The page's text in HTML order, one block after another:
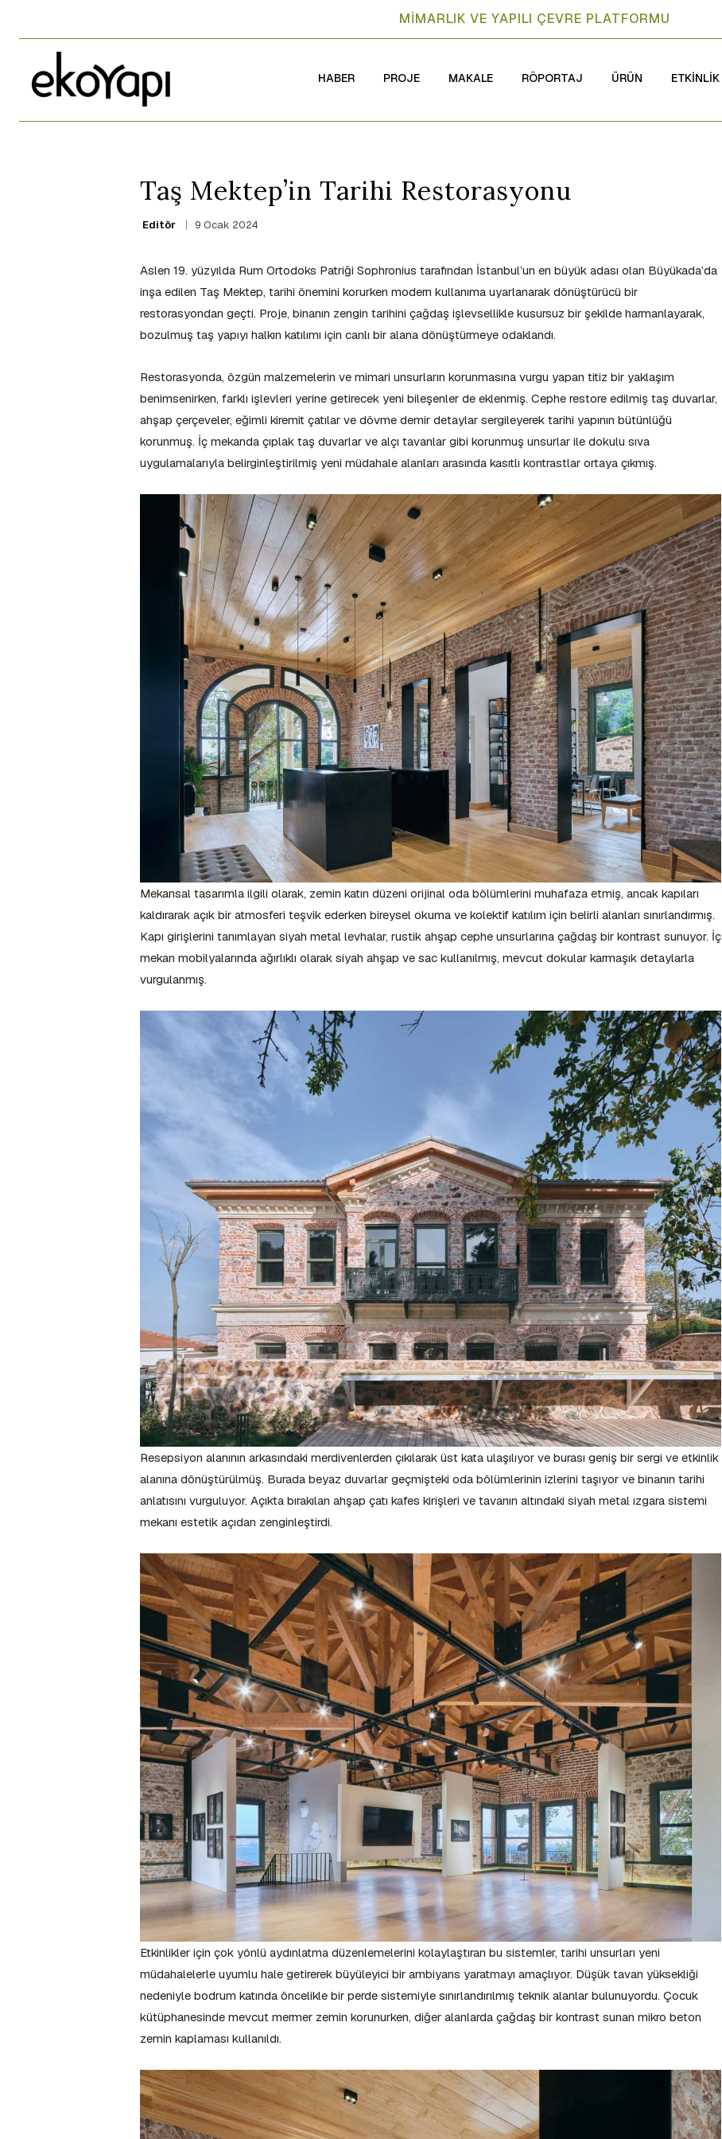
MİMARLIK VE YAPILI ÇEVRE PLATFORMU
HABER PROJE MAKALE RÖPORTAJ ÜRÜN ETKİNLİK
Taş Mektep’in Tarihi Restorasyonu
Editör 9 Ocak 2024
Aslen 19. yüzyılda Rum Ortodoks Patriği Sophronius tarafından İstanbul’un en büyük adası olan Büyükada’da
inşa edilen Taş Mektep, tarihi önemini korurken modern kullanıma uyarlanarak dönüştürücü bir
restorasyondan geçti. Proje, binanın zengin tarihini çağdaş işlevsellikle kusursuz bir şekilde harmanlayarak,
bozulmuş taş yapıyı halkın katılımı için canlı bir alana dönüştürmeye odaklandı.
Restorasyonda, özgün malzemelerin ve mimari unsurların korunmasına vurgu yapan titiz bir yaklaşım
benimsenirken, farklı işlevleri yerine getirecek yeni bileşenler de eklenmiş. Cephe restore edilmiş taş duvarlar,
ahşap çerçeveler, eğimli kiremit çatılar ve dövme demir detaylar sergileyerek tarihi yapının bütünlüğü
korunmuş. İç mekanda çıplak taş duvarlar ve alçı tavanlar gibi korunmuş unsurlar ile dokulu sıva
uygulamalarıyla belirginleştirilmiş yeni müdahale alanları arasında kasıtlı kontrastlar ortaya çıkmış.
Mekansal tasarımla ilgili olarak, zemin katın düzeni orijinal oda bölümlerini muhafaza etmiş, ancak kapıları
kaldırarak açık bir atmosferi teşvik ederken bireysel okuma ve kolektif katılım için belirli alanları sınırlandırmış.
Kapı girişlerini tanımlayan siyah metal levhalar, rustik ahşap cephe unsurlarına çağdaş bir kontrast sunuyor. İç
mekan mobilyalarında ağırlıklı olarak siyah ahşap ve sac kullanılmış, mevcut dokular karmaşık detaylarla
vurgulanmış.
Resepsiyon alanının arkasındaki merdivenlerden çıkılarak üst kata ulaşılıyor ve burası geniş bir sergi ve etkinlik
alanına dönüştürülmüş. Burada beyaz duvarlar geçmişteki oda bölümlerinin izlerini taşıyor ve binanın tarihi
anlatısını vurguluyor. Açıkta bırakılan ahşap çatı kafes kirişleri ve tavanın altındaki siyah metal ızgara sistemi
mekanı estetik açıdan zenginleştirdi.
Etkinlikler için çok yönlü aydınlatma düzenlemelerini kolaylaştıran bu sistemler, tarihi unsurları yeni
müdahalelerle uyumlu hale getirerek büyüleyici bir ambiyans yaratmayı amaçlıyor. Düşük tavan yüksekliği
nedeniyle bodrum katında öncelikle bir perde sistemiyle sınırlandırılmış teknik alanlar bulunuyordu. Çocuk
kütüphanesinde mevcut mermer zemin korunurken, diğer alanlarda çağdaş bir kontrast sunan mikro beton
zemin kaplaması kullanıldı.